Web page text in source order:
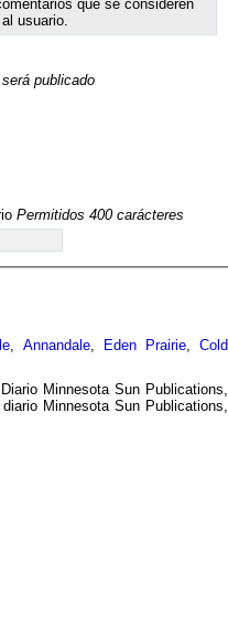
que se consideren
usuario.
publicado
Permitidos 400 carácteres
, Annandale, Eden Prairie, Cold
Minnesota Sun Publications,
Minnesota Sun Publications,